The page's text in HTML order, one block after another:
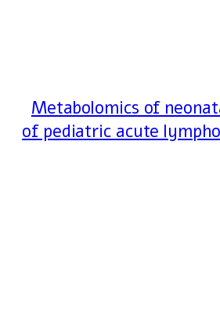
Metabolomics of
of pediatric acute